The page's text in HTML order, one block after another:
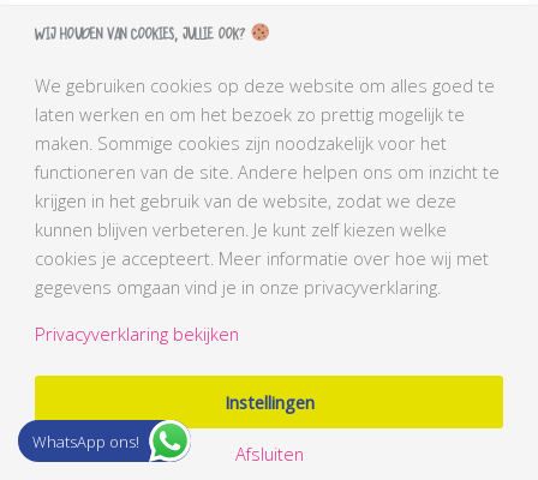
identiteit vind, het past bij mij als persoon
Eens
Niet eens en niet oneens
Oneens
Helemaal oneens
Ik vind het leuk om aan mijn doel te werken*
Helemaal eens
Eens
Helemaal oneens
Wij houden van cookies, jullie ook?
We gebruiken cookies op deze website om alles goed te
laten werken en om het bezoek zo prettig mogelijk te
maken. Sommige cookies zijn noodzakelijk voor het
functioneren van de site. Andere helpen ons om inzicht te
krijgen in het gebruik van de website, zodat we deze
kunnen blijven verbeteren. Je kunt zelf kiezen welke
cookies je accepteert. Meer informatie over hoe wij met
gegevens omgaan vind je in onze privacyverklaring.
Privacyverklaring bekijken
Instellingen
Afsluiten
WhatsApp ons!